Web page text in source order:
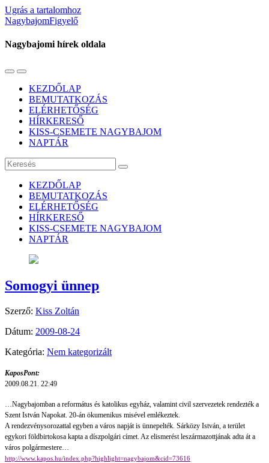
Ugrás a tartalomhoz
NagybajomFigyelő
Nagybajomi hírek oldala
Váltás
mobil
menüre
Használja
keresés
mezőt
KEZDŐLAP
BEMUTATKOZÁS
ELÉRHETŐSÉG
HÍRKERESŐ
KISS-CSEMETE NAGYBAJOM
NAPTÁR
Keresés
KEZDŐLAP
BEMUTATKOZÁS
ELÉRHETŐSÉG
HÍRKERESŐ
KISS-CSEMETE NAGYBAJOM
NAPTÁR
Somogyi ünnep
Szerző: Kiss Zoltán
Dátum: 2009-08-24
Kategória: Nem kategorizált
KaposPont:
2009.08.21. 22:49
…Nagybajomban a református és katolikus egyház, valamint civil szervezetek rendezték a
Szent István Napokat. 20-án ökumenikus misével emlékeztek.
A rendezvénysorozattal egyben a város napját is ünnepelték. Sárközy István, a terület
egykori földbirtokosa kapta a díszpolgári címet. Az elismerést leszármazottjának adta át a
város polgármestere…
http://www.kapos.hu/index.php?highlight=nagybajom&cid=73616